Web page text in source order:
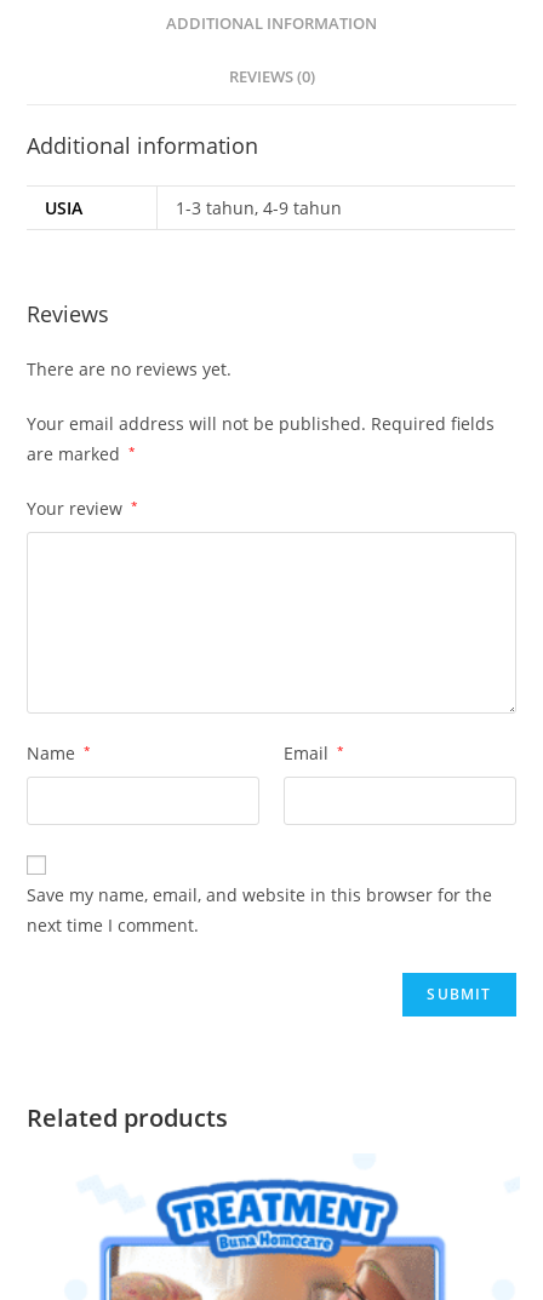
ADDITIONAL INFORMATION
REVIEWS (0)
Additional information
USIA 1-3 tahun, 4-9 tahun
Reviews
There are no reviews yet.
Your email address will not be published. Required fields
are marked
*
Your review *
Name * Email *
Save my name, email, and website in this browser for the
next time I comment.
Related products